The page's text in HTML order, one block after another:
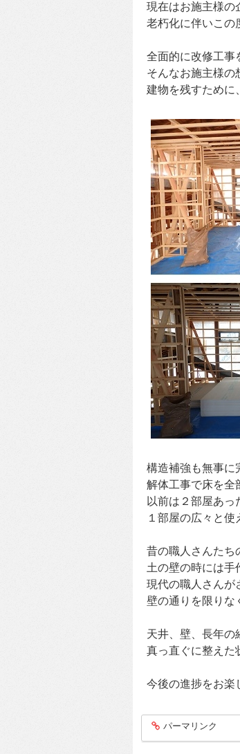
現在はお施主様の
老朽化に伴いこの
全面的に改修工事
そんなお施主様の
建物を残すために
構造補強も無事に
解体工事で床を全
以前は２部屋あっ
１部屋の広々と使
昔の職人さんたち
土の壁の時には手
現代の職人さんが
壁の通りを限りな
天井、壁、長年の
真っ直ぐに整えた
今後の進捗をお楽
entry285
パーマリンク